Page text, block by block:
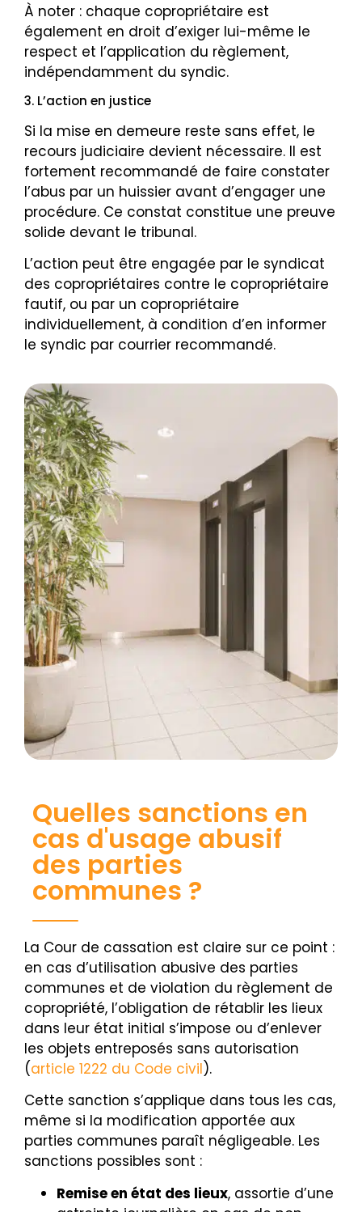
À noter : chaque copropriétaire est
également en droit d’exiger lui-même le
respect et l’application du règlement,
indépendamment du syndic.
3. L’action en justice
Si la mise en demeure reste sans effet, le
recours judiciaire devient nécessaire. Il est
fortement recommandé de faire constater
l’abus par un huissier avant d’engager une
procédure. Ce constat constitue une preuve
solide devant le tribunal.
L’action peut être engagée par le syndicat
des copropriétaires contre le copropriétaire
fautif, ou par un copropriétaire
individuellement, à condition d’en informer
le syndic par courrier recommandé.
Quelles sanctions en
cas d'usage abusif
des parties
communes ?
La Cour de cassation est claire sur ce point :
en cas d’utilisation abusive des parties
communes et de violation du règlement de
copropriété, l’obligation de rétablir les lieux
dans leur état initial s’impose ou d’enlever
les objets entreposés sans autorisation
(article 1222 du Code civil).
Cette sanction s’applique dans tous les cas,
même si la modification apportée aux
parties communes paraît négligeable. Les
sanctions possibles sont :
Remise en état des lieux, assortie d’une